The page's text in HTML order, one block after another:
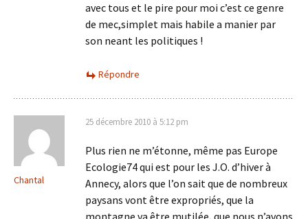
avec tous et le pire pour moi c’est ce genre
de mec,simplet mais habile a manier par
son neant les politiques !
Répondre
Chantal
25 décembre 2010 à 5:12 pm
Plus rien ne m’étonne, même pas Europe
Ecologie74 qui est pour les J.O. d’hiver à
Annecy, alors que l’on sait que de nombreux
paysans vont être expropriés, que la
montagne va être mutilée, que nous n’avons